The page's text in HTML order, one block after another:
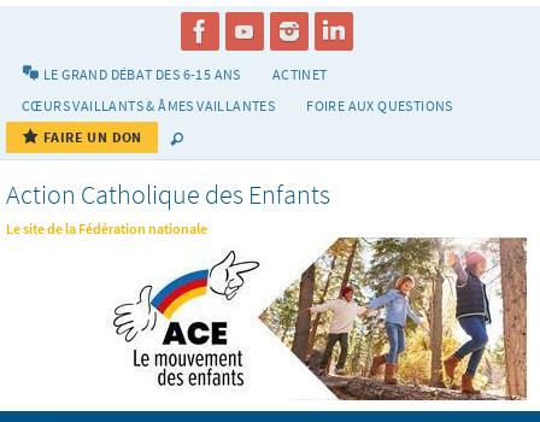
LE GRAND DÉBAT DES 6-15 ANS
ACTINET
CŒURS VAILLANTS & ÂMES VAILLANTES
FOIRE AUX QUESTIONS
FAIRE UN DON
Action Catholique des Enfants
Le site de la Fédération nationale